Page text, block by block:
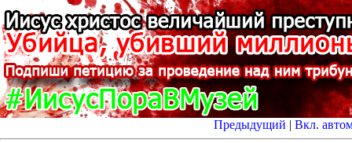
Предыдущий | Вкл.